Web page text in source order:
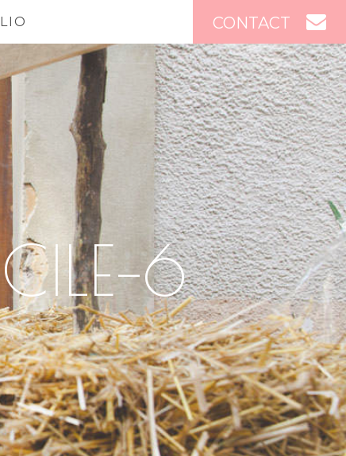
CONTACT